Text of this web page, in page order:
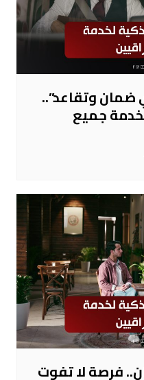
وتقاعد”..
جميع
فرصة لا تفوت